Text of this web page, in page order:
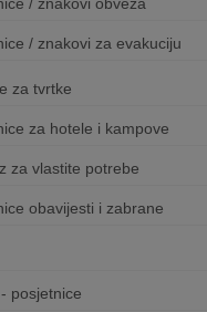
/ znakovi za evakuciju
za tvrtke
za hotele i kampove
za vlastite potrebe
obavijesti i zabrane
posjetnice